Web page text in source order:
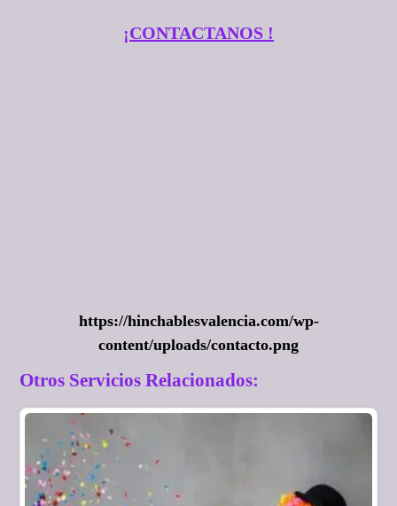
¡CONTACTANOS !
https://hinchablesvalencia.com/wp-
content/uploads/contacto.png
Otros Servicios Relacionados: